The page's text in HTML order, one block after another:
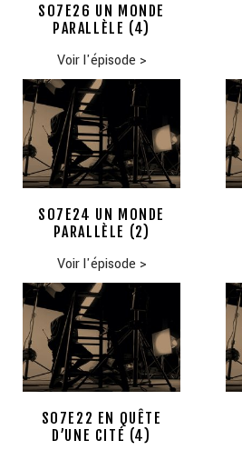
S07E26 UN MONDE
PARALLÈLE (4)
Voir l'épisode >
S07E24 UN MONDE
PARALLÈLE (2)
Voir l'épisode >
S07E22 EN QUÊTE
D’UNE CITÉ (4)